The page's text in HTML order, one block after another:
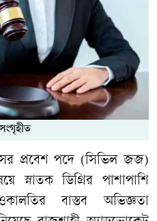
প্রবেশ পদে (সিভিল জজ)
স্নাতক ডিগ্রির পাশাপাশি
বাস্তব অভিজ্ঞতা